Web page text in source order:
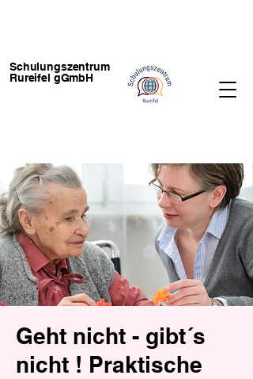
Schulungszentrum
Rureifel gGmbH
Geht nicht - gibt´s
nicht ! Praktische